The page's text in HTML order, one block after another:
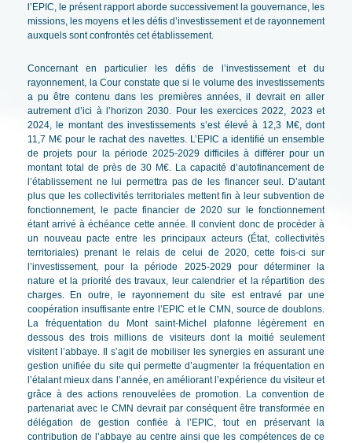
l’EPIC, le présent rapport aborde successivement la gouvernance, les
missions, les moyens et les défis d’investissement et de rayonnement
auxquels sont confrontés cet établissement.
Concernant en particulier les défis de l’investissement et du
rayonnement, la Cour constate que si le volume des investissements
a pu être contenu dans les premières années, il devrait en aller
autrement d’ici à l’horizon 2030. Pour les exercices 2022, 2023 et
2024, le montant des investissements s’est élevé à 12,3 M€, dont
11,7 M€ pour le rachat des navettes. L’EPIC a identifié un ensemble
de projets pour la période 2025-2029 difficiles à différer pour un
montant total de près de 30 M€. La capacité d’autofinancement de
l’établissement ne lui permettra pas de les financer seul. D’autant
plus que les collectivités territoriales mettent fin à leur subvention de
fonctionnement, le pacte financier de 2020 sur le fonctionnement
étant arrivé à échéance cette année. Il convient donc de procéder à
un nouveau pacte entre les principaux acteurs (État, collectivités
territoriales) prenant le relais de celui de 2020, cette fois-ci sur
l’investissement, pour la période 2025-2029 pour déterminer la
nature et la priorité des travaux, leur calendrier et la répartition des
charges. En outre, le rayonnement du site est entravé par une
coopération insuffisante entre l’EPIC et le CMN, source de doublons.
La fréquentation du Mont saint-Michel plafonne légèrement en
dessous des trois millions de visiteurs dont la moitié seulement
visitent l’abbaye. Il s’agit de mobiliser les synergies en assurant une
gestion unifiée du site qui permette d’augmenter la fréquentation en
l’étalant mieux dans l’année, en améliorant l’expérience du visiteur et
grâce à des actions renouvelées de promotion. La convention de
partenariat avec le CMN devrait par conséquent être transformée en
délégation de gestion confiée à l’EPIC, tout en préservant la
contribution de l’abbaye au centre ainsi que les compétences de ce